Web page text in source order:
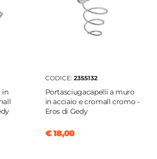
in
CODICE: 2355132
Portasciugacapelli a muro
in acciaio e cromall cromo -
Eros di Gedy
€ 18,00